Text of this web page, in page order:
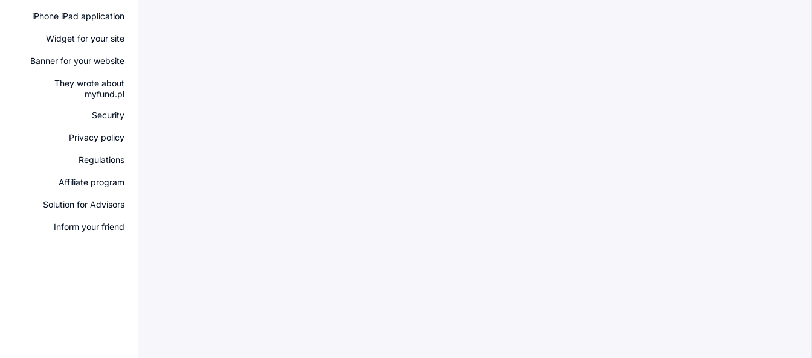
iPhone iPad application
Widget for your site
Banner for your website
They wrote about
myfund.pl
Security
Privacy policy
Regulations
Affiliate program
Solution for Advisors
Inform your friend